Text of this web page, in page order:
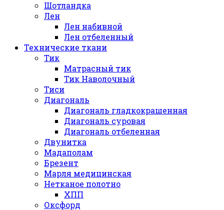
Шотландка
Лен
Лен набивной
Лен отбеленный
Технические ткани
Тик
Матрасный тик
Тик Наволочный
Тиси
Диагональ
Диагональ гладкокрашенная
Диагональ суровая
Диагональ отбеленная
Двунитка
Мадаполам
Брезент
Марля медицинская
Нетканое полотно
ХПП
Оксфорд